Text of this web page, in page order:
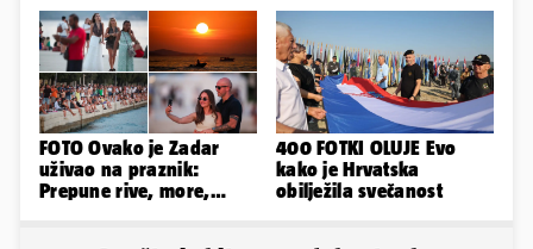
FOTO Ovako je Zadar
uživao na praznik:
Prepune rive, more,
400 FOTKI OLUJE Evo
kako je Hrvatska
obilježila svečanost